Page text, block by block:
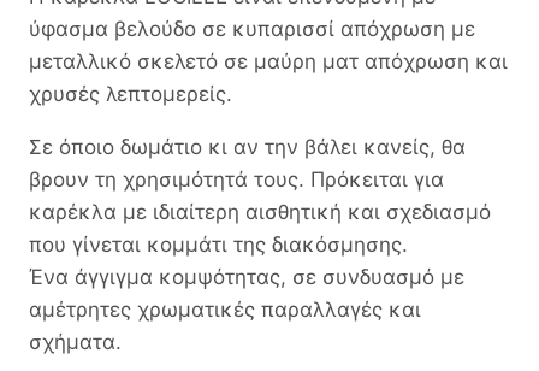
ύφασμα βελούδο σε κυπαρισσί απόχρωση με
μεταλλικό σκελετό σε μαύρη ματ απόχρωση και
χρυσές λεπτομερείς.
Σε όποιο δωμάτιο κι αν την βάλει κανείς, θα
βρουν τη χρησιμότητά τους. Πρόκειται για
καρέκλα με ιδιαίτερη αισθητική και σχεδιασμό
που γίνεται κομμάτι της διακόσμησης.
Ένα άγγιγμα κομψότητας, σε συνδυασμό με
αμέτρητες χρωματικές παραλλαγές και
σχήματα.